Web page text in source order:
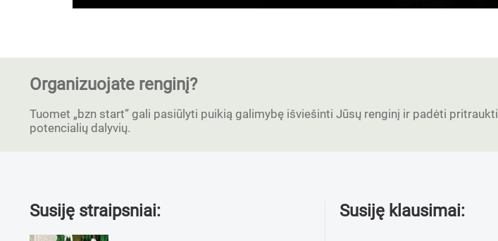
Organizuojate renginį?
Tuomet „bzn start” gali pasiūlyti puikią galimybę išviešinti Jūsų renginį ir padėti pritraukti
potencialių dalyvių.
Susiję straipsniai: Susiję klausimai: